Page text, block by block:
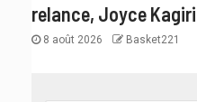
relance, Joyce
8 août 2026 Basket221